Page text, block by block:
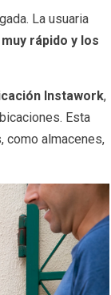
La usuaria
rápido y los
Instawork,
Esta
como almacenes,